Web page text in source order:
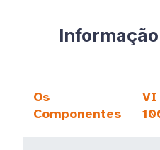
Os
Componentes
VI